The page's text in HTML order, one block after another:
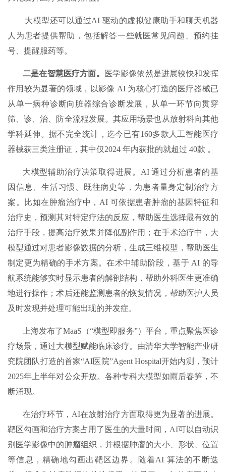
大模型还可以通过AI 驱动的虚拟健康助手和聊天机器
人为患者提供帮助，包括解答一些就医常见问题、预约挂
号、提醒服药等。
二是在智慧医疗方面。
医学影像依然是进展较快和发挥
作用较为显著的领域，以影像 AI 为核心打造的医疗器械已
从单一病种诊断向脏器综合诊断发展，从单一环节向贯穿
筛、诊、治、防全流程发展。其应用场景也从放射科向其他
学科延伸。据不完全统计，迄今已有160多款人工智能医疗
器械获三类注册证，其中仅2024 年内获批的就超过 40款 。
大模型辅助治疗决策取得进展。AI 通过分析患者的基
因信息、生活习惯、既往病史等，为患者量身定制治疗方
案。比如在肿瘤治疗中，AI 可依据患者肿瘤的基因特征和
治疗史，预测其对特定疗法的反应，帮助医生选择最有效的
治疗手段，提高治疗效果并降低副作用；在手术治疗中，大
模型通过对患者影像数据的分析，生成三维模型，帮助医生
制定更为精确的手术方案。在术中辅助阶段，基于 AI 的导
航系统能够实时显示患者的解剖结构，帮助外科医生更准确
地进行操作；术后还能监测患者的恢复情况，帮助医护人员
及时发现并处理可能出现的并发症。
上海发布了MaaS（“模型即服务”）平台，重点聚焦医诊
疗场景，通过大模型赋能临床诊疗。由清华大学智能产业研
究院团队打造的首家“AI医院”Agent Hospital开始内测，预计
2025年上半年对公众开放。各种专科大模型如雨后春笋，不
断涌现。
在治疗环节，AI在放射治疗方面取得更为显著的进展。
靶区勾画和治疗方案占用了医生的大量时间，AI可以自动识
别医学影像中的肿瘤组织，并根据肿瘤的大小、形状、位置
等信息，精确地勾画出靶区边界。随着AI 算法的不断迭